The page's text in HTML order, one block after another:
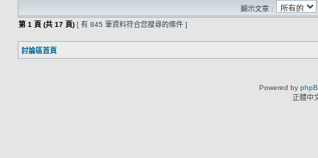
顯示文章 :
第 1 頁 (共 17 頁) [ 有 845 筆資料符合您搜尋的條件 ]
討論區首頁
Powered by
正體中